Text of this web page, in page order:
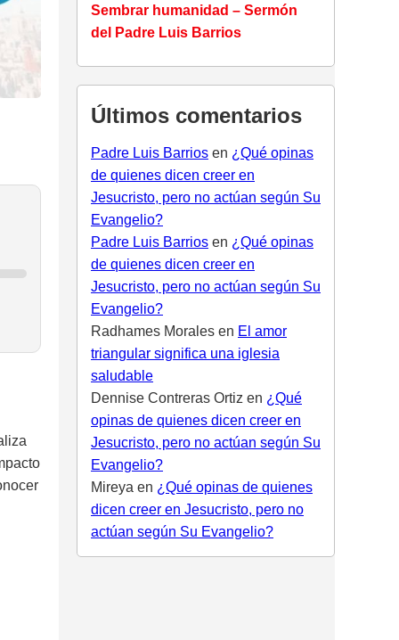
Sembrar humanidad – Sermón
del Padre Luis Barrios
Últimos comentarios
Padre Luis Barrios en ¿Qué opinas
de quienes dicen creer en
Jesucristo, pero no actúan según Su
Evangelio?
Padre Luis Barrios en ¿Qué opinas
de quienes dicen creer en
Jesucristo, pero no actúan según Su
Evangelio?
Radhames Morales en El amor
triangular significa una iglesia
saludable
Dennise Contreras Ortiz en ¿Qué
opinas de quienes dicen creer en
Jesucristo, pero no actúan según Su
Evangelio?
Mireya en ¿Qué opinas de quienes
dicen creer en Jesucristo, pero no
actúan según Su Evangelio?